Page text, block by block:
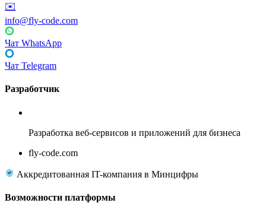
✉️
info@fly-code.com
Чат WhatsApp
Чат Telegram
Разработчик
Разработка веб-сервисов и приложений для бизнеса
fly-code.com
Аккредитованная IT-компания в Минцифры
Возможности платформы